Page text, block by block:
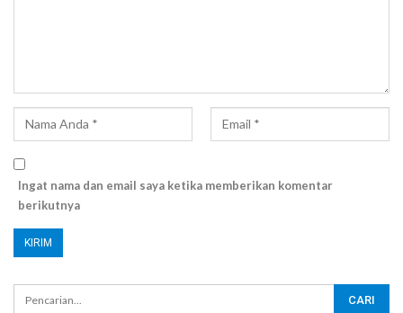
Ingat nama dan email saya ketika memberikan komentar
berikutnya